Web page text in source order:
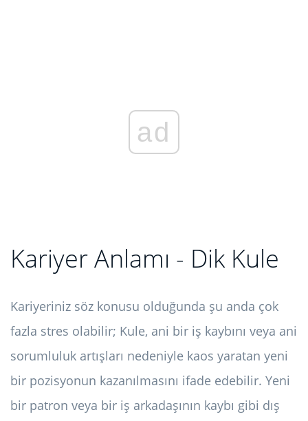
ad
Kariyer Anlamı - Dik Kule
Kariyeriniz söz konusu olduğunda şu anda çok
fazla stres olabilir; Kule, ani bir iş kaybını veya ani
sorumluluk artışları nedeniyle kaos yaratan yeni
bir pozisyonun kazanılmasını ifade edebilir. Yeni
bir patron veya bir iş arkadaşının kaybı gibi dış